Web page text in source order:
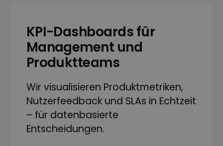
KPI-Dashboards für
Management und
Produkt­teams
Wir visualisieren Produkt­metriken,
Nutzer­feedback und SLAs in Echtzeit
– für datenbasierte
Entscheidungen.